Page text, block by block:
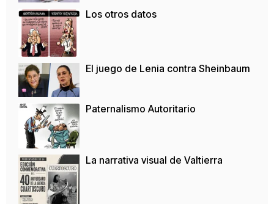
Los otros datos
El juego de Lenia contra Sheinbaum
Paternalismo Autoritario
La narrativa visual de Valtierra